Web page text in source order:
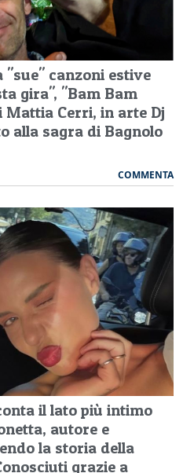
"sue" canzoni estive
gira", "Bam Bam
Mattia Cerri, in arte Dj
alla sagra di Bagnolo
COMMENTA
il lato più intimo
autore e
la storia della
grazie a